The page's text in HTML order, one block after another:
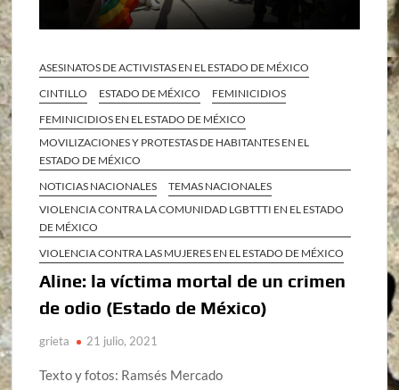
ASESINATOS DE ACTIVISTAS EN EL ESTADO DE MÉXICO
CINTILLO
ESTADO DE MÉXICO
FEMINICIDIOS
FEMINICIDIOS EN EL ESTADO DE MÉXICO
MOVILIZACIONES Y PROTESTAS DE HABITANTES EN EL
ESTADO DE MÉXICO
NOTICIAS NACIONALES
TEMAS NACIONALES
VIOLENCIA CONTRA LA COMUNIDAD LGBTTTI EN EL ESTADO
DE MÉXICO
VIOLENCIA CONTRA LAS MUJERES EN EL ESTADO DE MÉXICO
Aline: la víctima mortal de un crimen
de odio (Estado de México)
grieta 21 julio, 2021
Texto y fotos: Ramsés Mercado